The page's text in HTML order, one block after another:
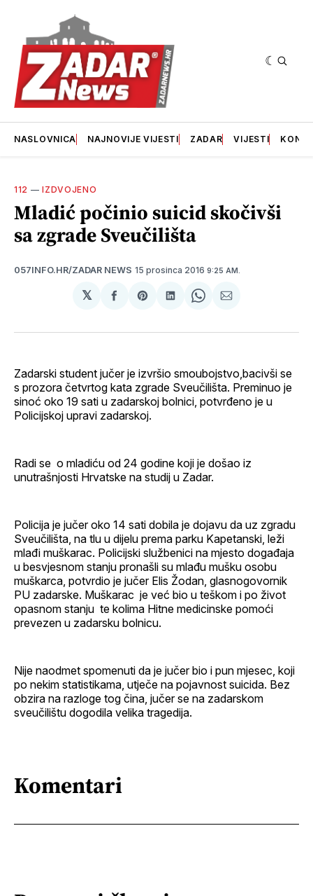
NASLOVNICA NAJNOVIJE VIJESTI ZADAR VIJESTI
112 —IZDVOJENO
Mladić počinio suicid skočivši
sa zgrade Sveučilišta
057INFO.HR/ZADAR NEWS 15 prosinca 2016 9:25 AM.
𝕏
podijeliSharepodijeliSharepodijeli
Zadarski student jučer je izvršio smoubojstvo,bacivši se
s prozora četvrtog kata zgrade Sveučilišta. Preminuo je
sinoć oko 19 sati u zadarskoj bolnici, potvrđeno je u
Policijskoj upravi zadarskoj.
Radi se o mladiću od 24 godine koji je došao iz
unutrašnjosti Hrvatske na studij u Zadar.
Policija je jučer oko 14 sati dobila je dojavu da uz zgradu
Sveučilišta, na tlu u dijelu prema parku Kapetanski, leži
mlađi muškarac. Policijski službenici na mjesto događaja
u besvjesnom stanju pronašli su mlađu mušku osobu
muškarca, potvrdio je jučer Elis Žodan, glasnogovornik
PU zadarske. Muškarac je već bio u teškom i po život
opasnom stanju te kolima Hitne medicinske pomoći
prevezen u zadarsku bolnicu.
Nije naodmet spomenuti da je jučer bio i pun mjesec, koji
po nekim statistikama, utječe na pojavnost suicida. Bez
obzira na razloge tog čina, jučer se na zadarskom
sveučilištu dogodila velika tragedija.
Komentari